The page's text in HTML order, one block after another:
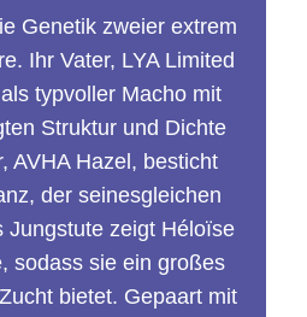
Genetik zweier extrem
Ihr Vater, LYA Limited
typvoller Macho mit
Struktur und Dichte
AVHA Hazel, besticht
der seinesgleichen
Jungstute zeigt Héloïse
sodass sie ein großes
bietet. Gepaart mit